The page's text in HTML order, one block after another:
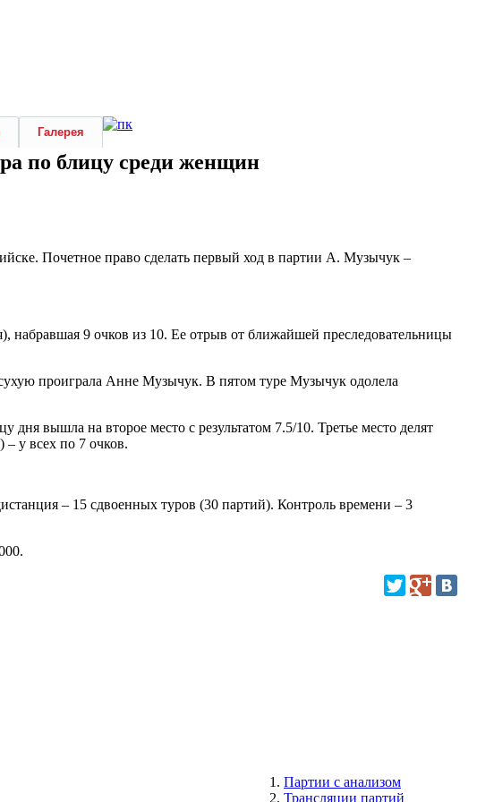
Галерея
по блицу среди женщин
Почетное право сделать первый ход в партии А. Музычук –
9 очков из 10. Ее отрыв от ближайшей преследовательницы
проиграла Анне Музычук. В пятом туре Музычук одолела
вышла на второе место с результатом 7.5/10. Третье место делят
у всех по 7 очков.
– 15 сдвоенных туров (30 партий). Контроль времени – 3
Партии с анализом
Трансляции партий